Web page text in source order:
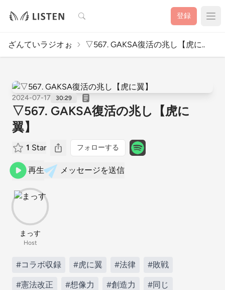
検索 登録
ざんていラジオぉ ▽567. GAKSA復活の兆し【虎に..
2024-07-17 30:29
▽567. GAKSA復活の兆し【虎に
翼】
1 Star フォローする
再生 メッセージを送信
まっす
Host
#コラボ収録 #虎に翼 #法律 #敗戦
#憲法改正 #想像力 #創造力 #同じ